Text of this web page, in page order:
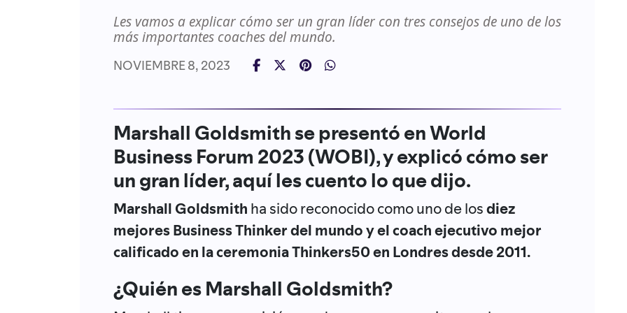
Les vamos a explicar cómo ser un gran líder con tres consejos de uno de los
más importantes coaches del mundo.
NOVIEMBRE 8, 2023
Marshall Goldsmith se presentó en World
Business Forum 2023 (WOBI), y explicó cómo ser
un gran líder, aquí les cuento lo que dijo.
Marshall Goldsmith ha sido reconocido como uno de losdiez
mejores Business Thinker del mundo y el coach ejecutivo mejor
calificado en la ceremonia Thinkers50 en Londres desde 2011.
¿Quién es Marshall Goldsmith?